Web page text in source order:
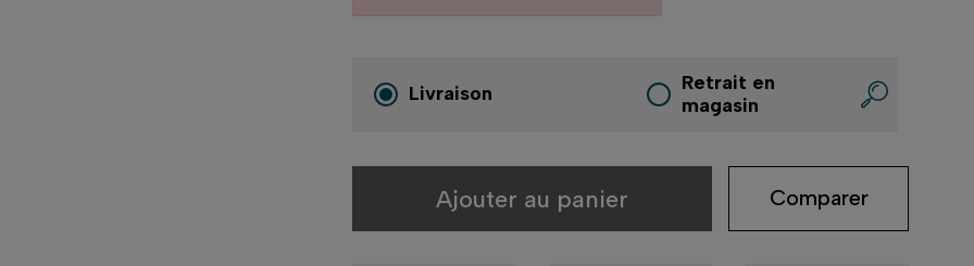
Livraison
Retrait en
magasin
Ajouter au panier Comparer